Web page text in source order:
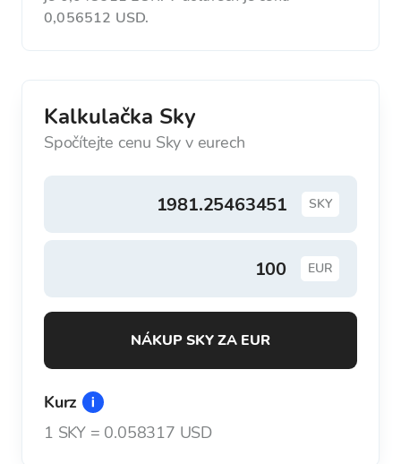
0,056512 USD.
Kalkulačka Sky
Spočítejte cenu Sky v eurech
SKY
EUR
NÁKUP SKY ZA EUR
Kurz
1 SKY = 0.058317 USD